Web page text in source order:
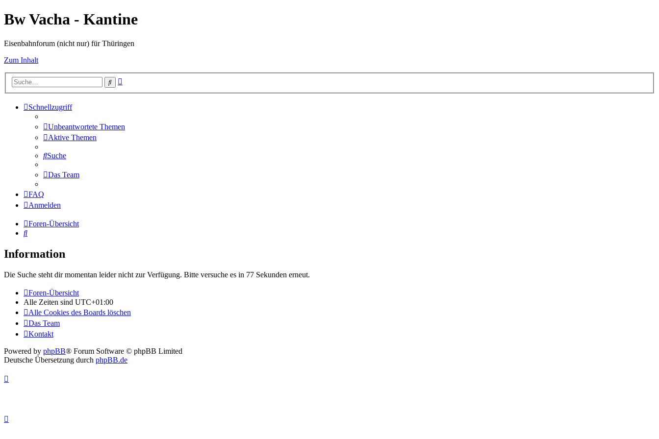
Bw Vacha - Kantine
Eisenbahnforum (nicht nur) für Thüringen
Zum Inhalt
Suche
Schnellzugriff
Unbeantwortete Themen
Aktive Themen
Suche
Das Team
FAQ
Anmelden
Foren-Übersicht
Suche
Information
Die Suche steht dir momentan leider nicht zur Verfügung. Bitte versuche es in 77 Sekunden erneut.
Foren-Übersicht
Alle Zeiten sind UTC+01:00
Alle Cookies des Boards löschen
Das Team
Kontakt
Powered by phpBB® Forum Software © phpBB Limited
Deutsche Übersetzung durch phpBB.de